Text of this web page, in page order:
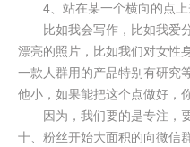
4、站在某一个横向的点上
比如我会写作，比如我爱分
漂亮的照片，比如我们对女性
一款人群用的产品特别有研究
他小，如果能把这个点做好，
因为，我们要的是专注，要
十、粉丝开始大面积的向微信